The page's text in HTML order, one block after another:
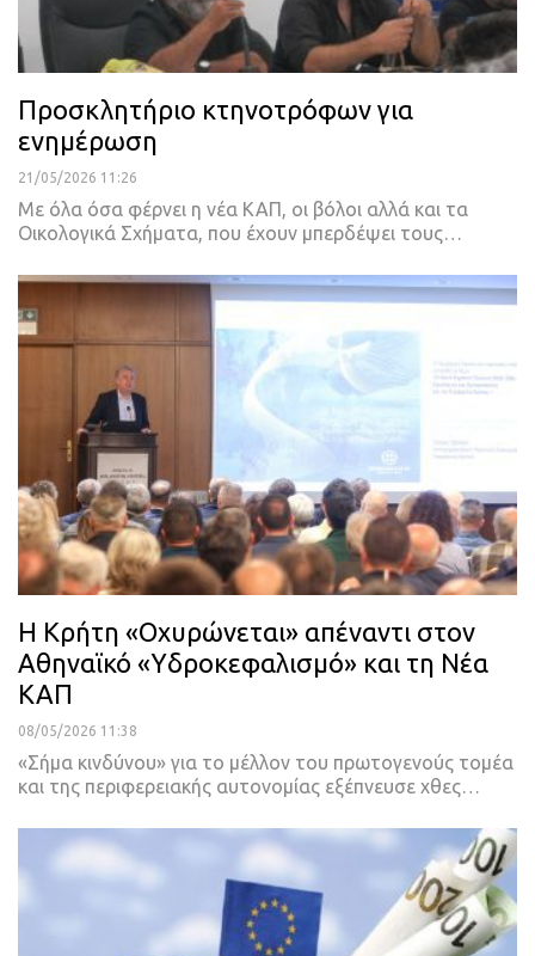
Προσκλητήριο κτηνοτρόφων για
ενημέρωση
21/05/2026 11:26
Με όλα όσα φέρνει η νέα ΚΑΠ, οι βόλοι αλλά και τα
Οικολογικά Σχήματα, που έχουν μπερδέψει τους…
Η Κρήτη «Οχυρώνεται» απέναντι στον
Αθηναϊκό «Υδροκεφαλισμό» και τη Νέα
ΚΑΠ
08/05/2026 11:38
«Σήμα κινδύνου» για το μέλλον του πρωτογενούς τομέα
και της περιφερειακής αυτονομίας εξέπνευσε χθες…